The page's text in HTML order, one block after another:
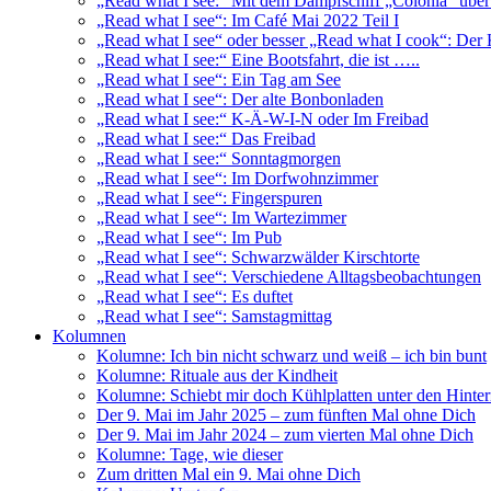
„Read what I see“: Im Café Mai 2022 Teil I
„Read what I see“ oder besser „Read what I cook“: Der
„Read what I see:“ Eine Bootsfahrt, die ist …..
„Read what I see“: Ein Tag am See
„Read what I see“: Der alte Bonbonladen
„Read what I see:“ K-Ä-W-I-N oder Im Freibad
„Read what I see:“ Das Freibad
„Read what I see:“ Sonntagmorgen
„Read what I see“: Im Dorfwohnzimmer
„Read what I see“: Fingerspuren
„Read what I see“: Im Wartezimmer
„Read what I see“: Im Pub
„Read what I see“: Schwarzwälder Kirschtorte
„Read what I see“: Verschiedene Alltagsbeobachtungen
„Read what I see“: Es duftet
„Read what I see“: Samstagmittag
Kolumnen
Kolumne: Ich bin nicht schwarz und weiß – ich bin bunt
Kolumne: Rituale aus der Kindheit
Kolumne: Schiebt mir doch Kühlplatten unter den
Der 9. Mai im Jahr 2025 – zum fünften Mal ohne Dich
Der 9. Mai im Jahr 2024 – zum vierten Mal ohne Dich
Kolumne: Tage, wie dieser
Zum dritten Mal ein 9. Mai ohne Dich